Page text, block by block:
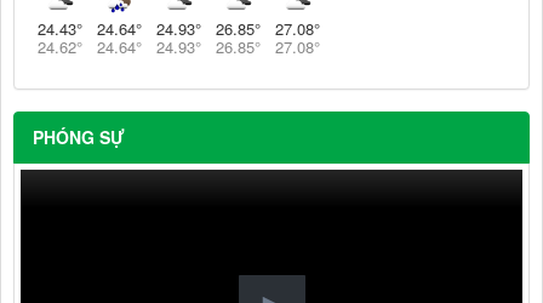
24.43°
24.62°
24.64°
24.64°
24.93°
24.93°
26.85°
26.85°
27.08°
27.08°
PHÓNG SỰ